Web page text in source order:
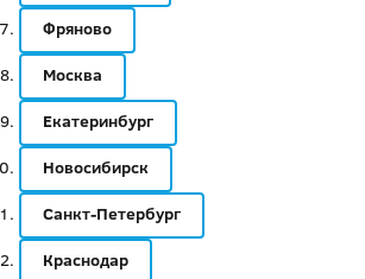
Фряново
Москва
Екатеринбург
Новосибирск
Санкт-Петербург
Краснодар